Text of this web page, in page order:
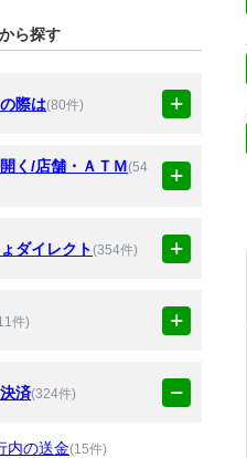
ら探す
際は(80件)
く/店舗・ＡＴＭ(54
ダイレクト(354件)
件)
済(324件)
内の送金(15件)